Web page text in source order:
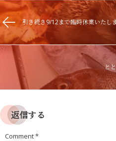
引き続き9/12まで臨時休業いたし
と
返信する
Comment*